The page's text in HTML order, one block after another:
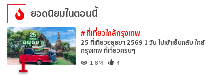
ยอดนิยมในตอนนี้
1
# ที่เที่ยวใกล้กรุงเทพ
25 ที่เที่ยวอยุธยา 2569 1 วัน ไปเช้าเย็นกลับ ใกล้
กรุงเทพ ที่เที่ยวครบๆ
1.8M 4